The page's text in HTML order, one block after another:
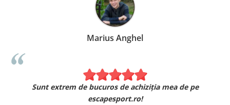
Marius Anghel
Sunt extrem de bucuros de achiziția mea de pe
escapesport.ro!